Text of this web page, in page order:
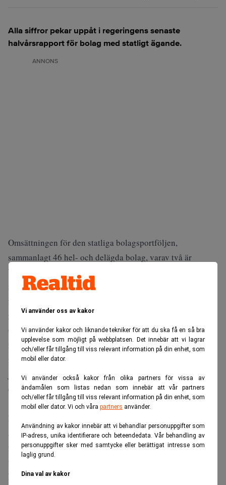
Vi använder oss av kakor
Vi använder kakor och liknande tekniker för att du ska få en så bra
upplevelse som möjligt på webbplatsen. Det innebär att vi lagrar
och/eller får tillgång till viss relevant information på din enhet, som
mobil eller dator.
Vi använder också kakor från olika partners för vissa av
ändamålen som listas nedan som innebär att vår partners
och/eller får tillgång till viss relevant information på din enhet, som
mobil eller dator. Vi och våra partners använder.
Användning av kakor innebär att vi behandlar personuppgifter som
IP-adress, unika identifierare och beteendedata. Vår behandling av
personuppgifter sker med samtycke eller berättigat intresse som
laglig grund.
Dina val av kakor
Alla siffror pekar uppåt i regeringens senaste
halvårsrapport för bolag med statligt ägande.
ANNONS
Omsättningen för den statliga bolagsportföljen,
sammanlagt 46 hel- och delägda bolag, varav två är
börsnoterade, ökade med 9,4 procent till 194,9 (178,1)
miljarder kronor under första halvåret 2021, jämfört med
första halvåret 2020. Det framgår av en ny rapport från
regeringen.
Omsättningsökningen handlar i huvudsak om att LKAB:s
nettoomsättning ökade med 74 procent, eller 11,5
miljarder kronor, till följd av högre pris för högförädlade
järnmalmsprodukter och högre leveransvolymer, men även
om att PostNords omsättning ökade med 9 procent, eller
1,7 miljarder kronor, framgår av halvårsrapporten.
Resultatet efter skatt ökade under perioden till hela
51,9 miljarder kronor från 6,0 miljarder kronor under
första halvåret 2020. Den kraftiga resultatförbättringen
förklaras framför allt av ett ökat resultat i Vattenfall och
LKAB. Vattenfalls resultat ökade från -1,6 till 23,6